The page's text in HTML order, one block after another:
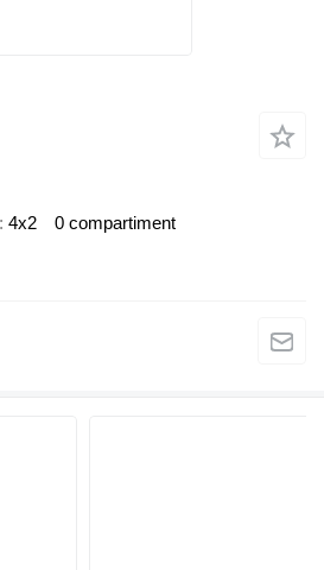
4x2 0 compartiment